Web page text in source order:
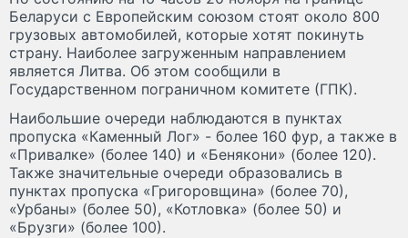
Беларуси с Европейским союзом стоят около 800
грузовых автомобилей, которые хотят покинуть
страну. Наиболее загруженным направлением
является Литва. Об этом сообщили в
Государственном пограничном комитете (ГПК).
Наибольшие очереди наблюдаются в пунктах
пропуска «Каменный Лог» - более 160 фур, а также в
«Привалке» (более 140) и «Бенякони» (более 120).
Также значительные очереди образовались в
пунктах пропуска «Григоровщина» (более 70),
«Урбаны» (более 50), «Котловка» (более 50) и
«Брузги» (более 100).